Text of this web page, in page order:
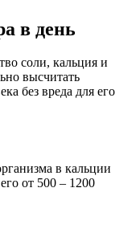
в день
соли, кальция и
высчитать
без вреда для его
в кальции
от 500 – 1200